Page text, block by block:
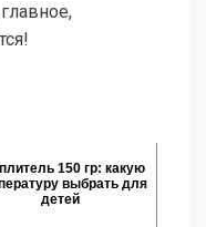
150 гр: какую
выбрать для
детей